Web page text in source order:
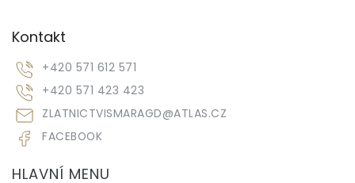
Kontakt
ZLATNICTVISMARAGD@ATLAS.CZ
+420 571 612 571
+420 571 423 423
FACEBOOK
HLAVNÍ MENU